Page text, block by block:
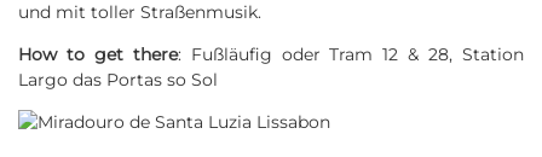
und mit toller Straßenmusik.
How to get there: Fußläufig oder Tram 12 & 28, Station
Largo das Portas so Sol